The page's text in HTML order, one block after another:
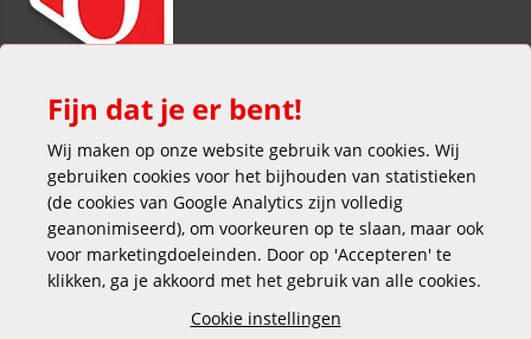
Veilig en gemakkelijk betalen
Fijn dat je er bent!
Wij maken op onze website gebruik van cookies. Wij
gebruiken cookies voor het bijhouden van statistieken
(de cookies van Google Analytics zijn volledig
geanonimiseerd), om voorkeuren op te slaan, maar ook
voor marketingdoeleinden. Door op 'Accepteren' te
klikken, ga je akkoord met het gebruik van alle cookies.
Cookie instellingen